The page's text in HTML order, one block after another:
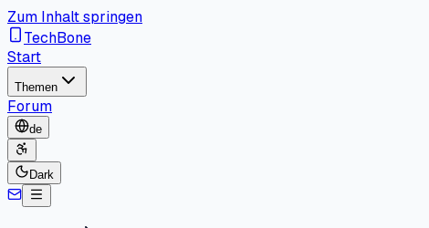
Zum Inhalt springen
TechBone
Start
Themen
Forum
de
Dark